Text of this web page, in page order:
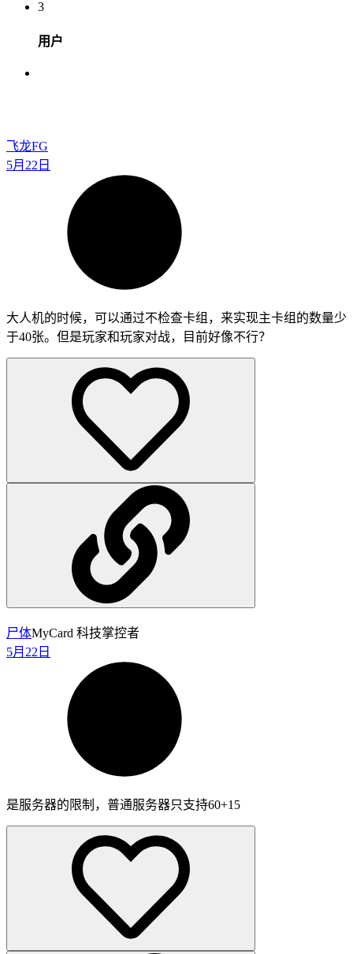
3
用户
飞龙FG
5月22日
大人机的时候，可以通过不检查卡组，来实现主卡组的数量少
于40张。但是玩家和玩家对战，目前好像不行？
尸体MyCard 科技掌控者
5月22日
是服务器的限制，普通服务器只支持60+15